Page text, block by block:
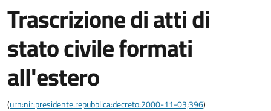
Trascrizione di atti di
stato civile formati
all'estero
(urn:nir:presidente.repubblica:decreto:2000-11-03;396)